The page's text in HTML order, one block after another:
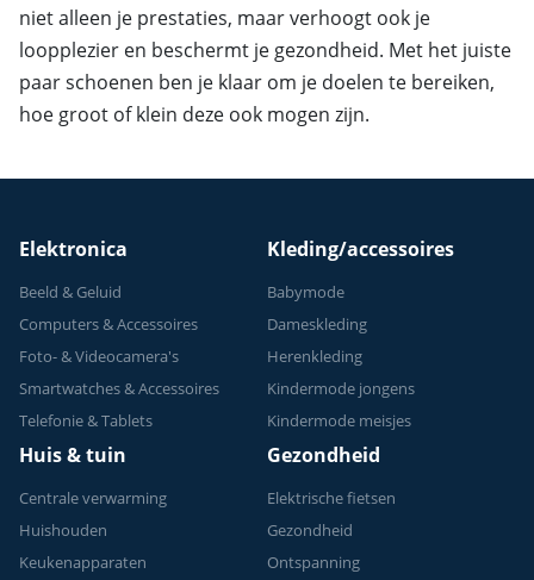
niet alleen je prestaties, maar verhoogt ook je
loopplezier en beschermt je gezondheid. Met het juiste
paar schoenen ben je klaar om je doelen te bereiken,
hoe groot of klein deze ook mogen zijn.
Elektronica
Beeld & Geluid
Computers & Accessoires
Foto- & Videocamera's
Smartwatches & Accessoires
Telefonie & Tablets
Kleding/accessoires
Babymode
Dameskleding
Herenkleding
Kindermode jongens
Kindermode meisjes
Huis & tuin
Centrale verwarming
Huishouden
Keukenapparaten
Gezondheid
Elektrische fietsen
Gezondheid
Ontspanning